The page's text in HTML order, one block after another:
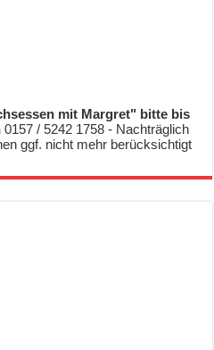
mit Margret" bitte bis
0157 / 5242 1758 - Nachträglich
ggf. nicht mehr berücksichtigt